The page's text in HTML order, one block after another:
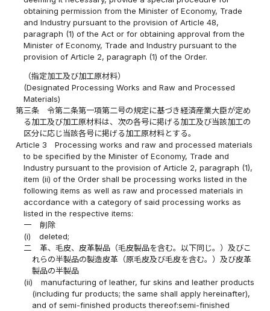
obtaining permission from the Minister of Economy, Trade
and Industry pursuant to the provision of Article 48,
paragraph (1) of the Act or for obtaining approval from the
Minister of Economy, Trade and Industry pursuant to the
provision of Article 2, paragraph (1) of the Order.
（指定加工及び加工原材料）
(Designated Processing Works and Raw and Processed
Materials)
第三条
令第二条第一項第二号の規定に基づき経済産業大臣が定め
る加工及び加工原材料は、次の各号に掲げる加工及び当該加工の
区分に応じ当該各号に掲げる加工原材料とする。
Article 3
Processing works and raw and processed materials
to be specified by the Minister of Economy, Trade and
Industry pursuant to the provision of Article 2, paragraph (1),
item (ii) of the Order shall be processing works listed in the
following items as well as raw and processed materials in
accordance with a category of said processing works as
listed in the respective items:
一
削除
(i)
deleted;
二
革、毛皮、皮革製品（毛皮製品を含む。以下同じ。）及びこ
れらの半製品の製造皮革（原毛皮及び毛皮を含む。）及び皮革
製品の半製品
(ii)
manufacturing of leather, fur skins and leather products
(including fur products; the same shall apply hereinafter),
and of semi-finished products thereof:semi-finished